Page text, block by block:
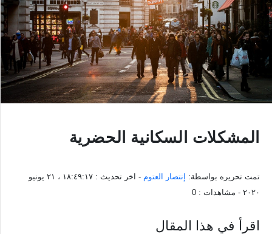
المشكلات السكانية الحضرية
تمت تحريره بواسطة: إنتصار العتوم - اخر تحديث :
١٨:٤٩:١٧ ، ٢١ يونيو
٢٠٢٠ - مشاهدات : 0
اقرأ في هذا المقال